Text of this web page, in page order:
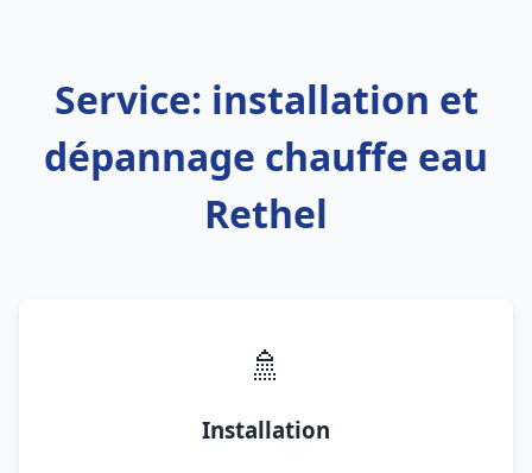
Service: installation et
dépannage chauffe eau
Rethel
🚿
Installation